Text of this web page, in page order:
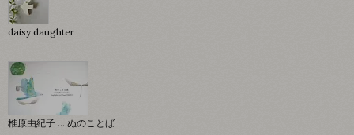
daisy daughter
椎原由紀子 ... ぬのことば